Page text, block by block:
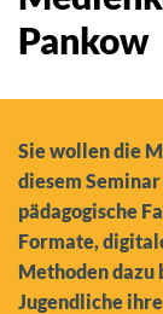
Pankow
Sie wollen die
diesem
pädagogische
Formate,
Methoden dazu
Jugendliche